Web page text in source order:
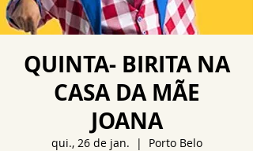
QUINTA- BIRITA NA
CASA DA MÃE
JOANA
qui., 26 de jan.
  |
Porto Belo